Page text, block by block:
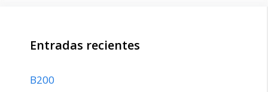
Entradas recientes
B200